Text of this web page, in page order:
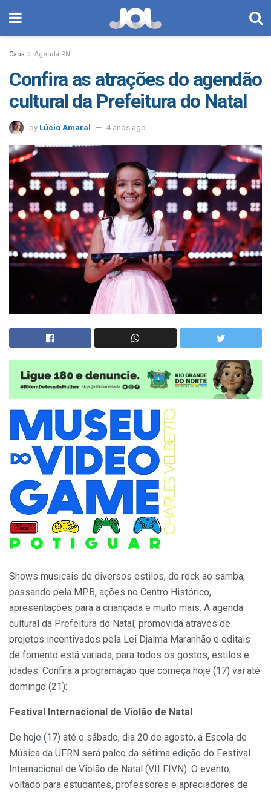
Capa Agenda RN
Confira as atrações do agendão
cultural da Prefeitura do Natal
by Lúcio Amaral 4 anos ago
Shows musicais de diversos estilos, do rock ao samba,
passando pela MPB, ações no Centro Histórico,
apresentações para a criançada e muito mais. A agenda
cultural da Prefeitura do Natal, promovida através de
projetos incentivados pela Lei Djalma Maranhão e editais
de fomento está variada, para todos os gostos, estilos e
idades. Confira a programação que começa hoje (17) vai até
domingo (21):
Festival Internacional de Violão de Natal
De hoje (17) até o sábado, dia 20 de agosto, a Escola de
Música da UFRN será palco da sétima edição do Festival
Internacional de Violão de Natal (VII FIVN). O evento,
voltado para estudantes, professores e apreciadores de